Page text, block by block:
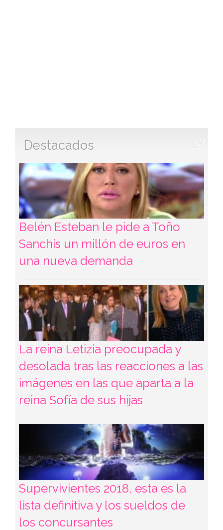
Destacados
Belén Esteban le pide a Toño
Sanchís un millón de euros en
una nueva demanda
La reina Letizia preocupada y
desolada tras las reacciones a las
imágenes en las que aparta a la
reina Sofía de sus hijas
Supervivientes 2018, esta es la
lista definitiva y los sueldos de
los concursantes